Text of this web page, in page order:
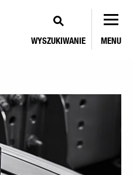
WYSZUKIWANIE MENU